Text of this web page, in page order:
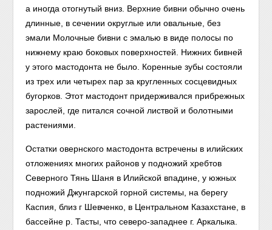
а иногда отогнутый вниз. Верхние бивни обычно очень
длинные, в сечении округлые или овальные, без
эмали Молочные бивни с эмалью в виде полосы по
нижнему краю боковых поверхностей. Нижних бивней
у этого мастодонта не было. Коренные зубы состояли
из трех или четырех пар за кругленных сосцевидных
бугорков. Этот мастодонт придерживался прибрежных
зарослей, где питался сочной листвой и болотными
растениями.
Остатки овернского мастодонта встречены в илийских
отложениях многих районов у подножий хребтов
Северного Тянь Шаня в Илийской впадине, у южных
подножий Джунгарской горной системы, на берегу
Каспия, близ г Шевченко, в Центральном Казахстане, в
бассейне р. Тасты, что северо-западнее г. Аркалыка.